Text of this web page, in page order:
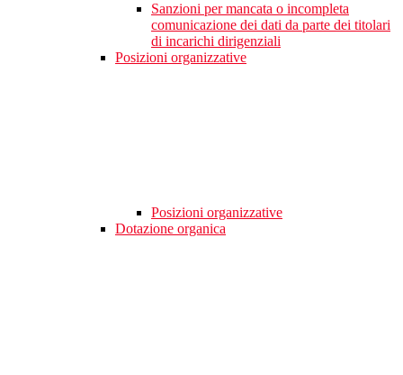
Sanzioni per mancata o incompleta
comunicazione dei dati da parte dei titolari
di incarichi dirigenziali
Posizioni organizzative
Posizioni organizzative
Dotazione organica